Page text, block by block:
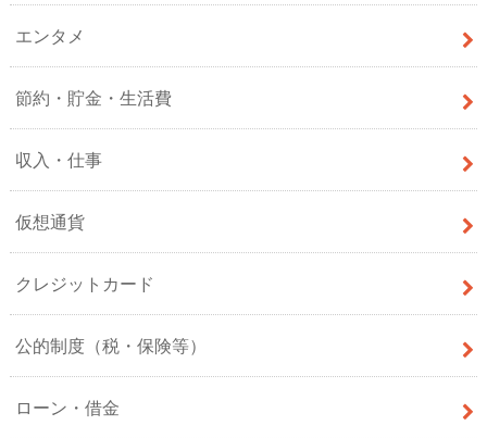
エンタメ
節約・貯金・生活費
収入・仕事
仮想通貨
クレジットカード
公的制度（税・保険等）
ローン・借金